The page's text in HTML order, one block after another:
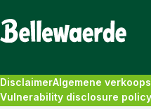
DisclaimerAlgemene
Vulnerability disclosure policy